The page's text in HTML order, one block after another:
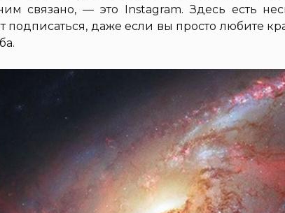
связано, — это Instagram. Здесь есть
подписаться, даже если вы просто любите